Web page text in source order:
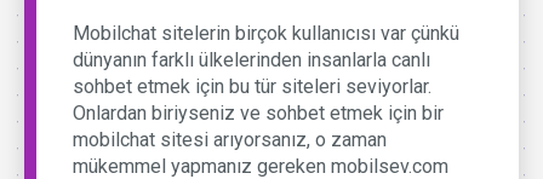
Mobilchat sitelerin birçok kullanıcısı var çünkü
dünyanın farklı ülkelerinden insanlarla canlı
sohbet etmek için bu tür siteleri seviyorlar.
Onlardan biriyseniz ve sohbet etmek için bir
mobilchat sitesi arıyorsanız, o zaman
mükemmel yapmanız gereken mobilsev.com